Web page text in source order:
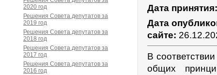
Дата
Дата
сайте:
В
общих
2020 год
Решения Совета депутатов за
2019 год
Решения Совета депутатов за
2018 год
Решения Совета депутатов за
2017 год
Решения Совета депутатов за
2016 год